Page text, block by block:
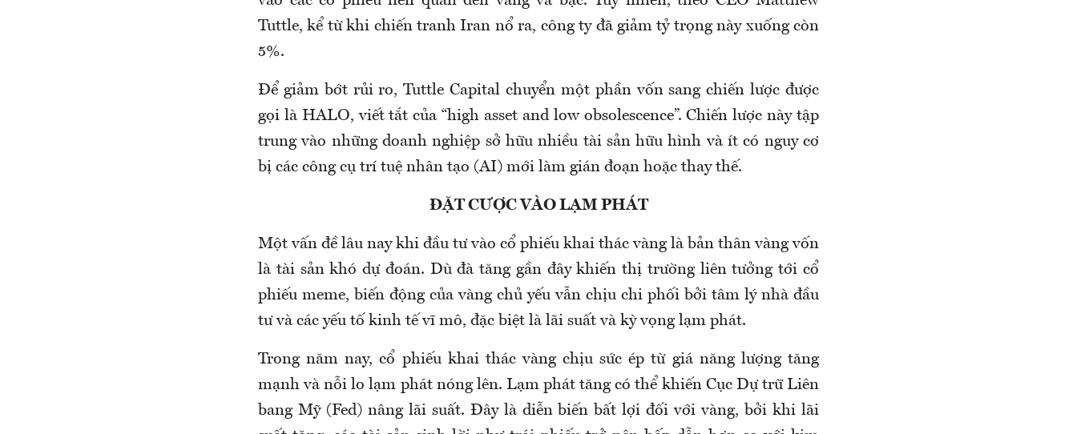
Tuttle, kể từ khi chiến tranh Iran nổ ra, công ty đã giảm tỷ trọng này xuống còn
5%.
Để giảm bớt rủi ro, Tuttle Capital chuyển một phần vốn sang chiến lược được
gọi là HALO, viết tắt của “high asset and low obsolescence”. Chiến lược này tập
trung vào những doanh nghiệp sở hữu nhiều tài sản hữu hình và ít có nguy cơ
bị các công cụ trí tuệ nhân tạo (AI) mới làm gián đoạn hoặc thay thế.
ĐẶT CƯỢC VÀO LẠM PHÁT
Một vấn đề lâu nay khi đầu tư vào cổ phiếu khai thác vàng là bản thân vàng vốn
là tài sản khó dự đoán. Dù đà tăng gần đây khiến thị trường liên tưởng tới cổ
phiếu meme, biến động của vàng chủ yếu vẫn chịu chi phối bởi tâm lý nhà đầu
tư và các yếu tố kinh tế vĩ mô, đặc biệt là lãi suất và kỳ vọng lạm phát.
Trong năm nay, cổ phiếu khai thác vàng chịu sức ép từ giá năng lượng tăng
mạnh và nỗi lo lạm phát nóng lên. Lạm phát tăng có thể khiến Cục Dự trữ Liên
bang Mỹ (Fed) nâng lãi suất. Đây là diễn biến bất lợi đối với vàng, bởi khi lãi